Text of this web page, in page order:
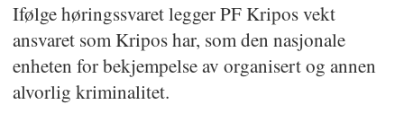
Ifølge høringssvaret legger PF Kripos vekt
ansvaret som Kripos har, som den nasjonale
enheten for bekjempelse av organisert og annen
alvorlig kriminalitet.